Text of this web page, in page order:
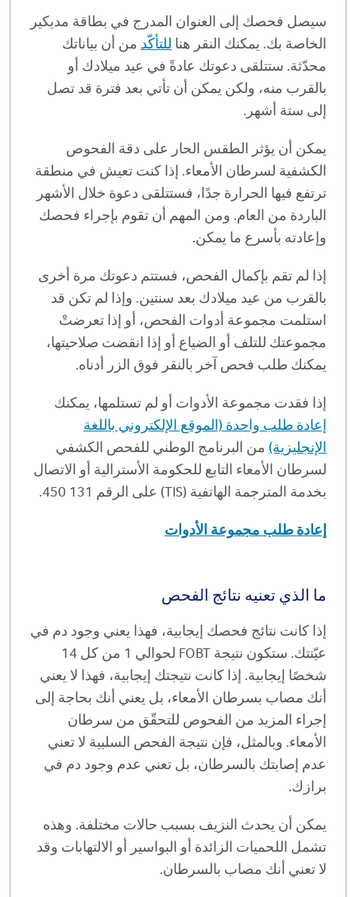
سيصل فحصك إلى العنوان المدرج في بطاقة مديكير
الخاصة بك. يمكنك النقر هنا للتأكّد من أن بياناتك
محدّثة. ستتلقى دعوتك عادةً في عيد ميلادك أو
بالقرب منه، ولكن يمكن أن تأتي بعد فترة قد تصل
إلى ستة أشهر.
يمكن أن يؤثر الطقس الحار على دقة الفحوص
الكشفية لسرطان الأمعاء. إذا كنت تعيش في منطقة
ترتفع فيها الحرارة جدًا، فستتلقى دعوة خلال الأشهر
الباردة من العام. ومن المهم أن تقوم بإجراء فحصك
وإعادته بأسرع ما يمكن.
إذا لم تقم بإكمال الفحص، فستتم دعوتك مرة أخرى
بالقرب من عيد ميلادك بعد سنتين. وإذا لم تكن قد
استلمت مجموعة أدوات الفحص، أو إذا تعرضتْ
مجموعتك للتلف أو الضياع أو إذا انقضت صلاحيتها،
يمكنك طلب فحص آخر بالنقر فوق الزر أدناه.
إذا فقدت مجموعة الأدوات أو لم تستلمها، يمكنك
إعادة طلب واحدة (الموقع الإلكتروني باللغة
الإنجليزية) من البرنامج الوطني للفحص الكشفي
لسرطان الأمعاء التابع للحكومة الأسترالية أو الاتصال
بخدمة المترجمة الهاتفية (TIS) على الرقم 131 450.
إعادة طلب مجموعة الأدوات
ما الذي تعنيه نتائج الفحص
إذا كانت نتائج فحصك إيجابية، فهذا يعني وجود دم في
عيّنتك. ستكون نتيجة FOBT لحوالي 1 من كل 14
شخصًا إيجابية. إذا كانت نتيجتك إيجابية، فهذا لا يعني
أنك مصاب بسرطان الأمعاء، بل يعني أنك بحاجة إلى
إجراء المزيد من الفحوص للتحقّق من سرطان
الأمعاء. وبالمثل، فإن نتيجة الفحص السلبية لا تعني
عدم إصابتك بالسرطان، بل تعني عدم وجود دم في
برازك.
يمكن أن يحدث النزيف بسبب حالات مختلفة. وهذه
تشمل اللحميات الزائدة أو البواسير أو الالتهابات وقد
لا تعني أنك مصاب بالسرطان.